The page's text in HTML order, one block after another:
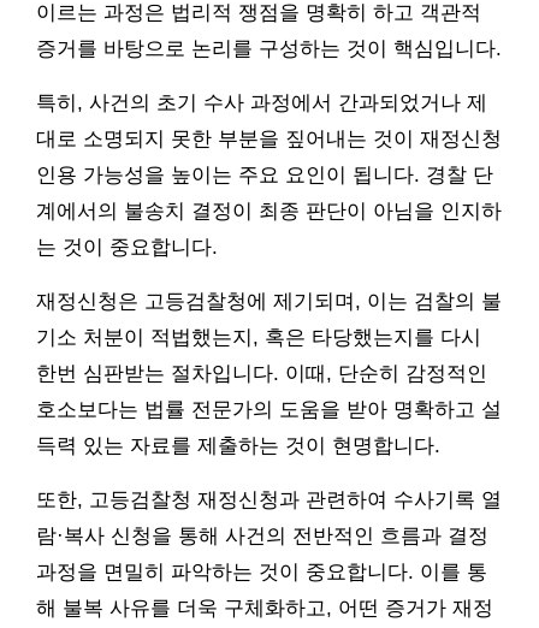
이르는 과정은 법리적 쟁점을 명확히 하고 객관적
증거를 바탕으로 논리를 구성하는 것이 핵심입니다.
특히, 사건의 초기 수사 과정에서 간과되었거나 제
대로 소명되지 못한 부분을 짚어내는 것이 재정신청
인용 가능성을 높이는 주요 요인이 됩니다. 경찰 단
계에서의 불송치 결정이 최종 판단이 아님을 인지하
는 것이 중요합니다.
재정신청은 고등검찰청에 제기되며, 이는 검찰의 불
기소 처분이 적법했는지, 혹은 타당했는지를 다시
한번 심판받는 절차입니다. 이때, 단순히 감정적인
호소보다는 법률 전문가의 도움을 받아 명확하고 설
득력 있는 자료를 제출하는 것이 현명합니다.
또한, 고등검찰청 재정신청과 관련하여 수사기록 열
람·복사 신청을 통해 사건의 전반적인 흐름과 결정
과정을 면밀히 파악하는 것이 중요합니다. 이를 통
해 불복 사유를 더욱 구체화하고, 어떤 증거가 재정